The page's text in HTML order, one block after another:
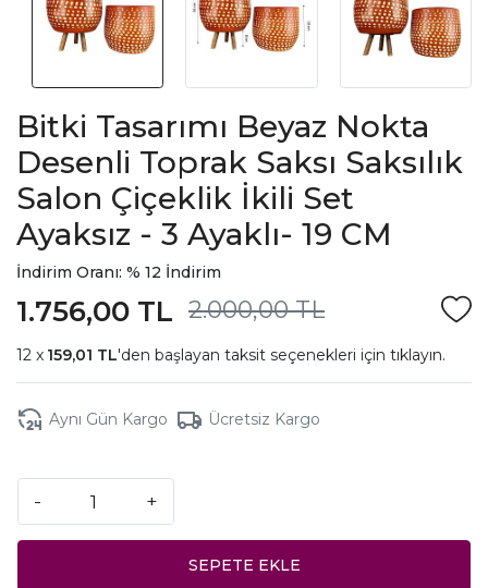
Bitki Tasarımı Beyaz Nokta
Desenli Toprak Saksı Saksılık
Salon Çiçeklik İkili Set
Ayaksız - 3 Ayaklı- 19 CM
İndirim Oranı: % 12 İndirim
2.000,00 TL
1.756,00 TL
159,01 TL'den başlayan taksit seçenekleri için tıklayın.
Aynı Gün Kargo Ücretsiz Kargo
- +
SEPETE EKLE